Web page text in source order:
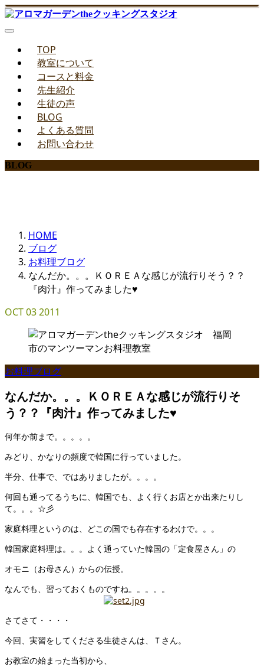
TOP
教室について
コースと料金
先生紹介
生徒の声
BLOG
よくある質問
お問い合わせ
BLOG
HOME
ブログ
お料理ブログ
なんだか。。。ＫＯＲＥＡな感じが流行りそう？？
『肉汁』作ってみました♥
OCT032011
お料理ブログ
なんだか。。。ＫＯＲＥＡな感じが流行りそ
う？？『肉汁』作ってみました♥
何年か前まで。。。。。
みどり、かなりの頻度で韓国に行っていました。
半分、仕事で、ではありましたが。。。。
何回も通ってるうちに、韓国でも、よく行くお店とか出来たりし
て。。。☆彡
家庭料理というのは、どこの国でも存在するわけで。。。
韓国家庭料理は。。。よく通っていた韓国の「定食屋さん」の
オモニ（お母さん）からの伝授。
なんでも、習っておくものですね。。。。。
さてさて・・・・
今回、実習をしてくださる生徒さんは、Ｔさん。
お教室の始まった当初から、